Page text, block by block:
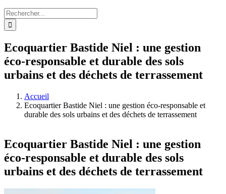
Rechercher
Ecoquartier Bastide Niel : une gestion
éco-responsable et durable des sols
urbains et des déchets de terrassement
Accueil
Ecoquartier Bastide Niel : une gestion éco-responsable et
durable des sols urbains et des déchets de terrassement
Ecoquartier Bastide Niel : une gestion
éco-responsable et durable des sols
urbains et des déchets de terrassement